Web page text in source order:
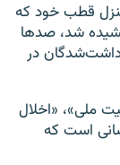
قطب خود که
شد، صدها
در
ملی»، «اخلال
است که